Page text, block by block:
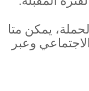
يمكن
وعبر